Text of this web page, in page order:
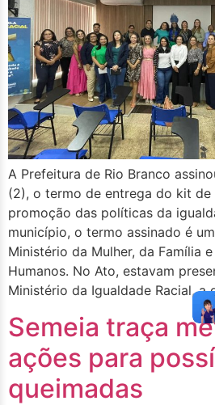
A Prefeitura de Rio Branco
(2), o termo de entrega do kit de
promoção das políticas da
município, o termo assinado é
Ministério da Mulher, da Família
Humanos. No Ato, estavam
Ministério da Igualdade Racial,
Semeia traça
ações para
queimadas